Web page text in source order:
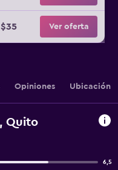
$35 Ver oferta
Opiniones Ubicación
Quito
6,5